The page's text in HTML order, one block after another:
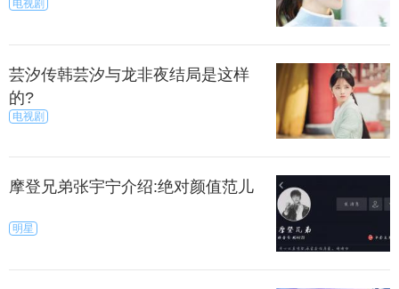
电视剧
芸汐传韩芸汐与龙非夜结局是这样
的?
电视剧
摩登兄弟张宇宁介绍:绝对颜值范儿
明星